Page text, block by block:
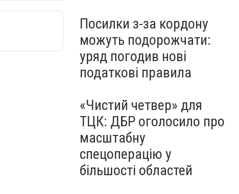
Посилки з-за кордону
можуть подорожчати:
уряд погодив нові
податкові правила
«Чистий четвер» для
ТЦК: ДБР оголосило про
масштабну
спецоперацію у
більшості областей